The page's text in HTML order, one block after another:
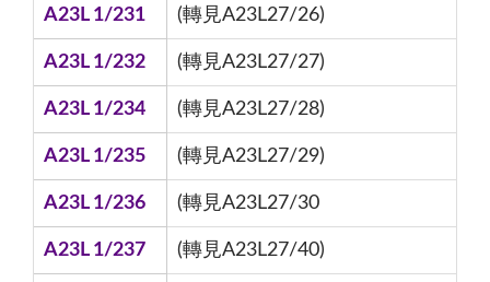
A23L 1/231 (轉見A23L27/26)
A23L 1/232 (轉見A23L27/27)
A23L 1/234 (轉見A23L27/28)
A23L 1/235 (轉見A23L27/29)
A23L 1/236 (轉見A23L27/30
A23L 1/237 (轉見A23L27/40)